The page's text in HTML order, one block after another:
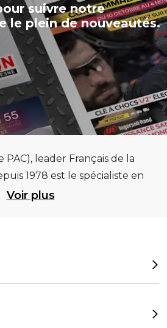
suivre notre
le plein de nouveautés.
PAC), leader Français de la
1978 est le spécialiste en
pour garages et centres
sur des critères de
une large gamme
Voir plus